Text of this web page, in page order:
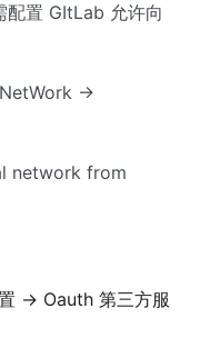
置 GItLab 允许向
→
network from
→ Oauth 第三方服